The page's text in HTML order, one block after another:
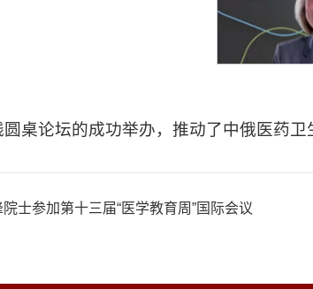
桌论坛的成功举办，推动了中俄医药
士参加第十三届“医学教育周”国际会议